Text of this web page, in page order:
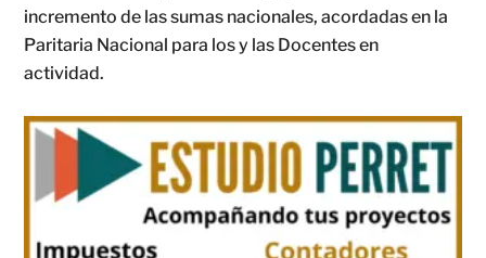
incremento de las sumas nacionales, acordadas en la
Paritaria Nacional para los y las Docentes en
actividad.